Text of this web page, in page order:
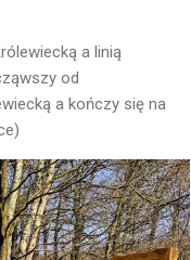
a linią
od
a kończy się na